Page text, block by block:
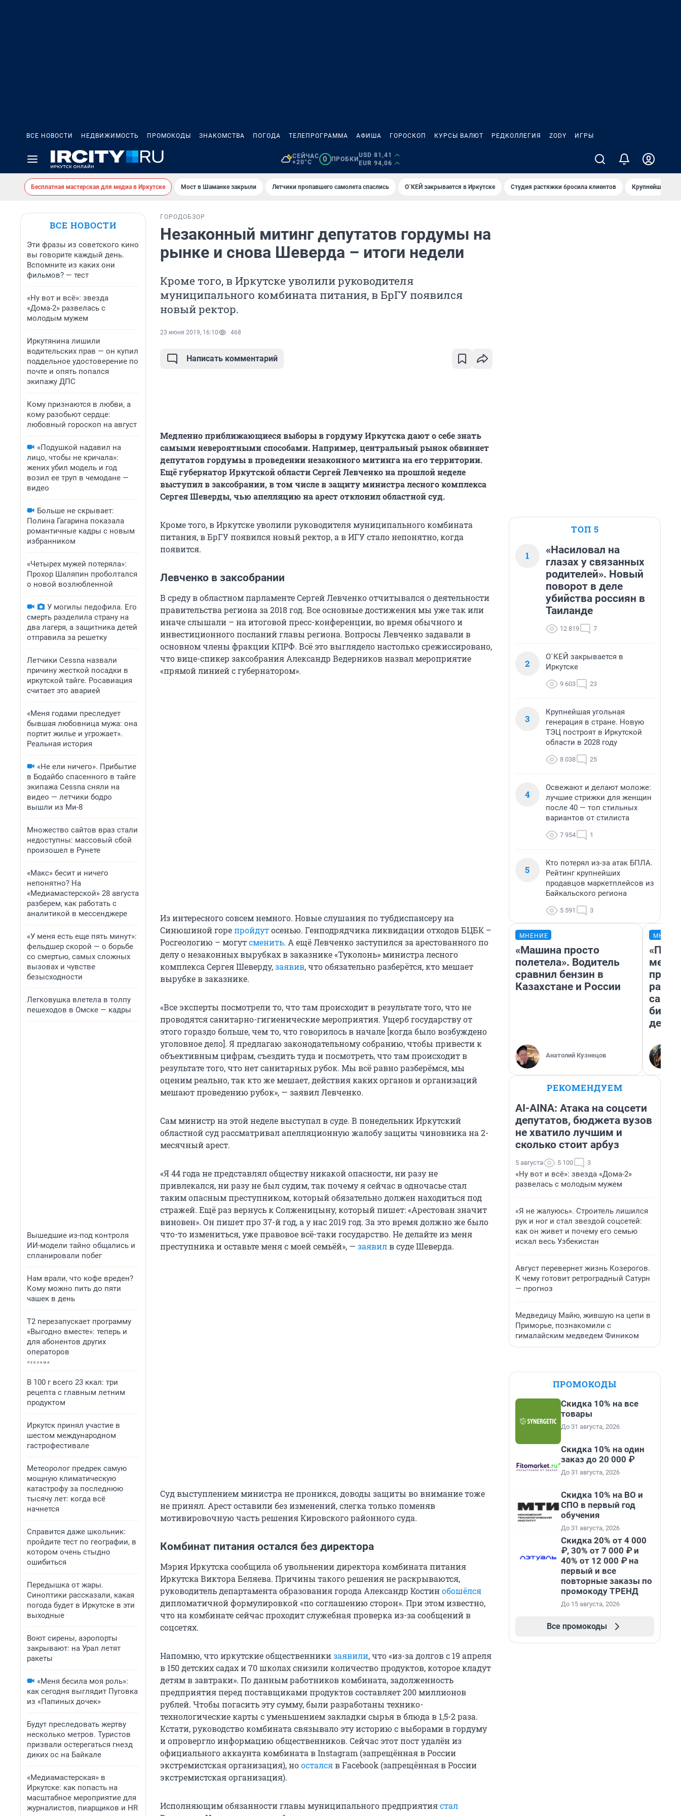
ВСЕ НОВОСТИ НЕДВИЖИМОСТЬ ПРОМОКОДЫ ЗНАКОМСТВА ПОГОДА ТЕЛЕПРОГРАММА АФИША ГОРОСКОП КУРСЫ ВАЛЮТ РЕДКОЛЛЕГИЯ ZODY ИГРЫ
СЕЙЧАС
+20°C
0 ПРОБКИ
USD 81,41
EUR 94,06
Бесплатная мастерская для медиа в Иркутске Мост в Шаманке закрыли Летчики пропавшего самолета спаслись О`КЕЙ закрывается в Иркутске Студия растяжки бросила клиентов Крупнейшие
ВСЕ НОВОСТИ
Эти фразы из советского кино
вы говорите каждый день.
Вспомните из каких они
фильмов? — тест
«Ну вот и всё»: звезда
«Дома-2» развелась с
молодым мужем
Иркутянина лишили
водительских прав — он купил
поддельное удостоверение по
почте и опять попался
экипажу ДПС
Кому признаются в любви, а
кому разобьют сердце:
любовный гороскоп на август
«Подушкой надавил на
лицо, чтобы не кричала»:
жених убил модель и год
возил ее труп в чемодане —
видео
Больше не скрывает:
Полина Гагарина показала
романтичные кадры с новым
избранником
«Четырех мужей потеряла»:
Прохор Шаляпин проболтался
о новой возлюбленной
У могилы педофила. Его
смерть разделила страну на
два лагеря, а защитника детей
отправила за решетку
Летчики Cessna назвали
причину жесткой посадки в
иркутской тайге. Росавиация
считает это аварией
«Меня годами преследует
бывшая любовница мужа: она
портит жилье и угрожает».
Реальная история
«Не ели ничего». Прибытие
в Бодайбо спасенного в тайге
экипажа Cessna сняли на
видео — летчики бодро
вышли из Ми-8
Множество сайтов враз стали
недоступны: массовый сбой
произошел в Рунете
«Макс» бесит и ничего
непонятно? На
«Медиамастерской» 28 августа
разберем, как работать с
аналитикой в мессенджере
«У меня есть еще пять минут»:
фельдшер скорой — о борьбе
со смертью, самых сложных
вызовах и чувстве
безысходности
Легковушка влетела в толпу
пешеходов в Омске — кадры
Вышедшие из-под контроля
ИИ-модели тайно общались и
спланировали побег
Нам врали, что кофе вреден?
Кому можно пить до пяти
чашек в день
Т2 перезапускает программу
«Выгодно вместе»: теперь и
для абонентов других
операторов
В 100 г всего 23 ккал: три
рецепта с главным летним
продуктом
Иркутск принял участие в
шестом международном
гастрофестивале
Метеоролог предрек самую
мощную климатическую
катастрофу за последнюю
тысячу лет: когда всё
начнется
Справится даже школьник:
пройдите тест по географии, в
котором очень стыдно
ошибиться
Передышка от жары.
Синоптики рассказали, какая
погода будет в Иркутске в эти
выходные
Воют сирены, аэропорты
закрывают: на Урал летят
ракеты
«Меня бесила моя роль»:
как сегодня выглядит Пуговка
из «Папиных дочек»
Будут преследовать жертву
несколько метров. Туристов
призвали остерегаться гнезд
диких ос на Байкале
«Медиамастерская» в
Иркутске: как попасть на
масштабное мероприятие для
журналистов, пиарщиков и HR
ГОРОДОБЗОР
Незаконный митинг депутатов гордумы на
рынке и снова Шеверда – итоги недели
Кроме того, в Иркутске уволили руководителя
муниципального комбината питания, в БрГУ появился
новый ректор.
23 июня 2019, 16:10 468
Написать комментарий
Медленно приближающиеся выборы в гордуму Иркутска дают о себе знать
самыми невероятными способами. Например, центральный рынок обвиняет
депутатов гордумы в проведении незаконного митинга на его территории.
Ещё губернатор Иркутской области Сергей Левченко на прошлой неделе
выступил в заксобрании, в том числе в защиту министра лесного комплекса
Сергея Шеверды, чью апелляцию на арест отклонил областной суд.
Кроме того, в Иркутске уволили руководителя муниципального комбината
питания, в БрГУ появился новый ректор, а в ИГУ стало непонятно, когда
появится.
Левченко в заксобрании
В среду в областном парламенте Сергей Левченко отчитывался о деятельности
правительства региона за 2018 год. Все основные достижения мы уже так или
иначе слышали – на итоговой пресс-конференции, во время обычного и
инвестиционного посланий главы региона. Вопросы Левченко задавали в
основном члены фракции КПРФ. Всё это выглядело настолько срежиссировано,
что вице-спикер заксобрания Александр Ведерников назвал мероприятие
«прямой линией с губернатором».
Из интересного совсем немного. Новые слушания по тубдиспансеру на
Синюшиной горепройдутосенью. Генподрядчика ликвидации отходов БЦБК –
Росгеологию – могутсменить. А ещё Левченко заступился за арестованного по
делу о незаконных вырубках в заказнике «Туколонь» министра лесного
комплекса Сергея Шеверду,заявив, что обязательно разберётся, кто мешает
вырубке в заказнике.
«Все эксперты посмотрели то, что там происходит в результате того, что не
проводятся санитарно-гигиенические мероприятия. Ущерб государству от
этого гораздо больше, чем то, что говорилось в начале [когда было возбуждено
уголовное дело]. Я предлагаю законодательному собранию, чтобы привести к
объективным цифрам, съездить туда и посмотреть, что там происходит в
результате того, что нет санитарных рубок. Мы всё равно разберёмся, мы
оценим реально, так кто же мешает, действия каких органов и организаций
мешают проведению рубок», — заявил Левченко.
Сам министр на этой неделе выступал в суде. В понедельник Иркутский
областной суд рассматривал апелляционную жалобу защиты чиновника на 2-
месячный арест.
«Я 44 года не представлял обществу никакой опасности, ни разу не
привлекался, ни разу не был судим, так почему я сейчас в одночасье стал
таким опасным преступником, который обязательно должен находиться под
стражей. Ещё раз вернусь к Солженицыну, который пишет: «Арестован значит
виновен». Он пишет про 37-й год, а у нас 2019 год. За это время должно же было
что-то измениться, уже правовое всё-таки государство. Не делайте из меня
преступника и оставьте меня с моей семьёй», — заявилв суде Шеверда.
Суд выступлением министра не проникся, доводы защиты во внимание тоже
не принял. Арест оставили без изменений, слегка только поменяв
мотивировочную часть решения Кировского районного суда.
Комбинат питания остался без директора
Мэрия Иркутска сообщила об увольнении директора комбината питания
Иркутска Виктора Беляева. Причины такого решения не раскрываются,
руководитель департамента образования города Александр Костинобошёлся
дипломатичной формулировкой «по соглашению сторон». При этом известно,
что на комбинате сейчас проходит служебная проверка из-за сообщений в
соцсетях.
Напомню, что иркутские общественникизаявили, что «из-за долгов с 19 апреля
в 150 детских садах и 70 школах снизили количество продуктов, которое кладут
детям в завтраки». По данным работников комбината, задолженность
предприятия перед поставщиками продуктов составляет 200 миллионов
рублей. Чтобы погасить эту сумму, были разработаны технико-
технологические карты с уменьшением закладки сырья в блюда в 1,5-2 раза.
Кстати, руководство комбината связывало эту историю с выборами в гордуму
и опровергло информацию общественников. Сейчас этот пост удалён из
официального аккаунта комбината в Instagram (запрещённая в России
экстремистская организация), ноосталсяв Facebook (запрещённая в России
экстремистская организация).
Исполняющим обязанности главы муниципального предприятиястал
ТОП 5
1
«Насиловал на
глазах у связанных
родителей». Новый
поворот в деле
убийства россиян в
Таиланде
12 819 7
2
О`КЕЙ закрывается в
Иркутске
9 603 23
3
Крупнейшая угольная
генерация в стране. Новую
ТЭЦ построят в Иркутской
области в 2028 году
8 038 25
4
Освежают и делают моложе:
лучшие стрижки для женщин
после 40 — топ стильных
вариантов от стилиста
7 954 1
5
Кто потерял из-за атак БПЛА.
Рейтинг крупнейших
продавцов маркетплейсов из
Байкальского региона
5 591 3
МНЕНИЕ
«Машина просто
полетела». Водитель
сравнил бензин в
Казахстане и России
Анатолий Кузнецов
РЕКОМЕНДУЕМ
AI-AINA: Атака на соцсети
депутатов, бюджета вузов
не хватило лучшим и
сколько стоит арбуз
5 августа 5 100 3
«Ну вот и всё»: звезда «Дома-2»
развелась с молодым мужем
«Я не жалуюсь». Строитель лишился
рук и ног и стал звездой соцсетей:
как он живет и почему его семью
искал весь Узбекистан
Август перевернет жизнь Козерогов.
К чему готовит ретроградный Сатурн
— прогноз
Медведицу Майю, жившую на цепи в
Приморье, познакомили с
гималайским медведем Фиником
ПРОМОКОДЫ
Скидка 10% на все
товары
До 31 августа, 2026
Скидка 10% на один
заказ до 20 000 ₽
До 31 августа, 2026
Скидка 10% на ВО и
СПО в первый год
обучения
До 31 августа, 2026
Скидка 20% от 4 000
₽, 30% от 7 000 ₽ и
40% от 12 000 ₽ на
первый и все
повторные заказы по
промокоду ТРЕНД
До 15 августа, 2026
Все промокоды